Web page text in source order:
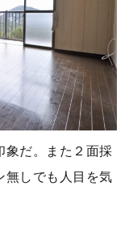
象だ。また２面採
無しでも人目を気